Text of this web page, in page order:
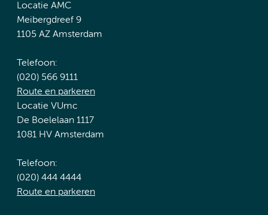
Locatie AMC
Meibergdreef 9
1105 AZ Amsterdam
Telefoon:
(020) 566 9111
Route en parkeren
Locatie VUmc
De Boelelaan 1117
1081 HV Amsterdam
Telefoon:
(020) 444 4444
Route en parkeren